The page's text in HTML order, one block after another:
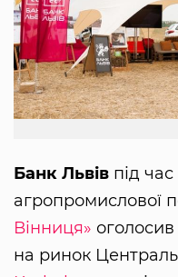
Банк Львів під
агропромислової
Вінниця»
на ринок